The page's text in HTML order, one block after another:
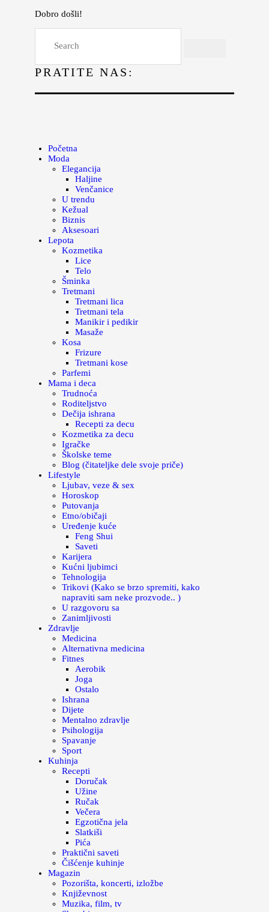
Dobro došli!
PRATITE NAS:
Početna
Moda
Elegancija
Haljine
Venčanice
U trendu
Kežual
Biznis
Aksesoari
Lepota
Kozmetika
Lice
Telo
Šminka
Tretmani
Tretmani lica
Tretmani tela
Manikir i pedikir
Masaže
Kosa
Frizure
Tretmani kose
Parfemi
Mama i deca
Trudnoća
Roditeljstvo
Dečija ishrana
Recepti za decu
Kozmetika za decu
Igračke
Školske teme
Blog (čitateljke dele svoje priče)
Lifestyle
Ljubav, veze & sex
Horoskop
Putovanja
Etno/običaji
Uređenje kuće
Feng Shui
Saveti
Karijera
Kućni ljubimci
Tehnologija
Trikovi (Kako se brzo spremiti, kako
napraviti sam neke prozvode.. )
U razgovoru sa
Zanimljivosti
Zdravlje
Medicina
Alternativna medicina
Fitnes
Aerobik
Joga
Ostalo
Ishrana
Dijete
Mentalno zdravlje
Psihologija
Spavanje
Sport
Kuhinja
Recepti
Doručak
Užine
Ručak
Večera
Egzotična jela
Slatkiši
Pića
Praktični saveti
Čišćenje kuhinje
Magazin
Pozorišta, koncerti, izložbe
Književnost
Muzika, film, tv
Lepota
Kuhinja
Magazin